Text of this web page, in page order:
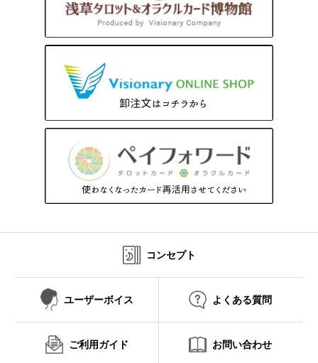
コンセプト
ユーザーボイス よくある質問
ご利用ガイド お問い合わせ